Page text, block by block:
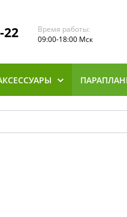
22
Время работы:
09:00-18:00 Мск